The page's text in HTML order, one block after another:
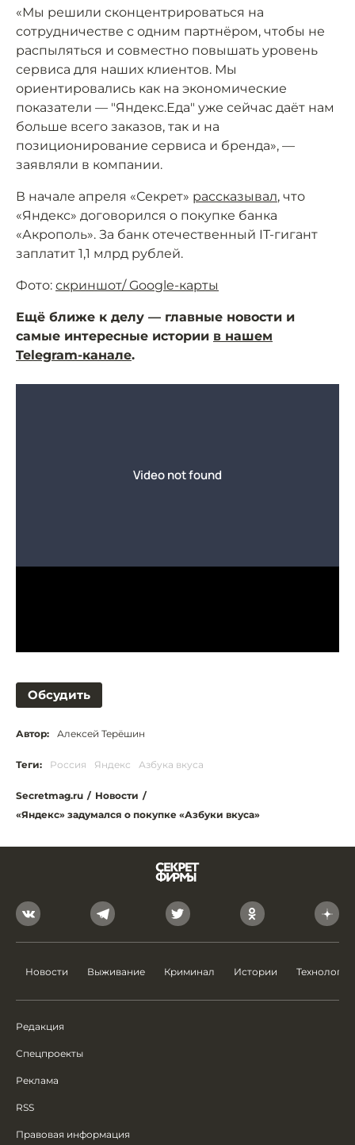
«Мы решили сконцентрироваться на
сотрудничестве с одним партнёром, чтобы не
распыляться и совместно повышать уровень
сервиса для наших клиентов. Мы
ориентировались как на экономические
показатели — "Яндекс.Еда" уже сейчас даёт нам
больше всего заказов, так и на
позиционирование сервиса и бренда», —
заявляли в компании.
В начале апреля «Секрет» рассказывал, что
«Яндекс» договорился о покупке банка
«Акрополь». За банк отечественный IT-гигант
заплатит 1,1 млрд рублей.
Фото: скриншот/ Google-карты
Ещё ближе к делу — главные новости и
самые интересные истории в нашем
Telegram-канале.
Обсудить
Автор: Алексей Терёшин
Теги: Россия Яндекс Азбука вкуса
Secretmag.ru / Новости /
«Яндекс» задумался о покупке «Азбуки вкуса»
Новости Выживание Криминал Истории Технологии
Редакция
Спецпроекты
Реклама
RSS
Правовая информация